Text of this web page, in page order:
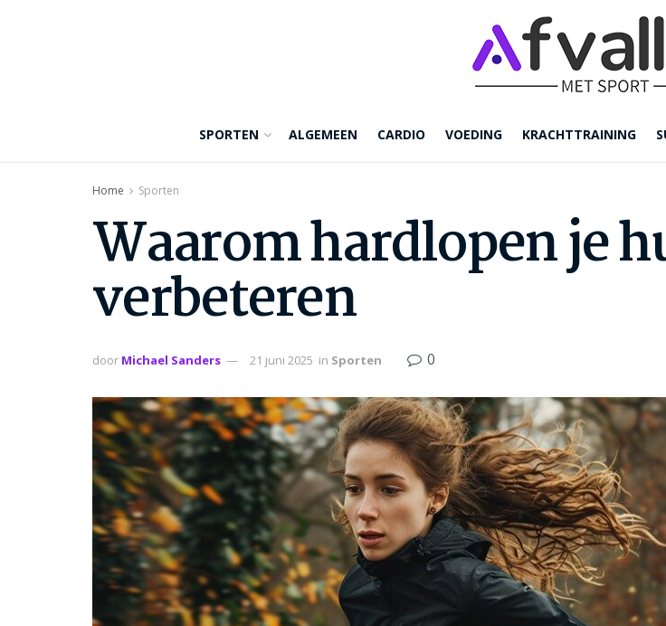
SPORTEN ALGEMEEN CARDIO VOEDING KRACHTTRAINING
Home Sporten
Waarom hardlopen je
verbeteren
door Michael Sanders 21 juni 2025 in Sporten 0